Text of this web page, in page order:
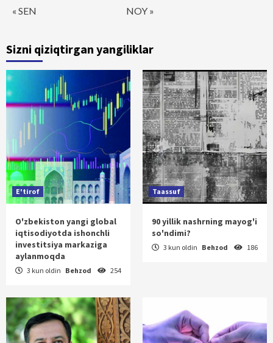
« SEN NOY »
Sizni qiziqtirgan yangiliklar
E'tirof
O'zbekiston yangi global
iqtisodiyotda ishonchli
investitsiya markaziga
aylanmoqda
3 kun oldin Behzod 254
Taassuf
90 yillik nashrning mayog'i
so'ndimi?
3 kun oldin Behzod 186